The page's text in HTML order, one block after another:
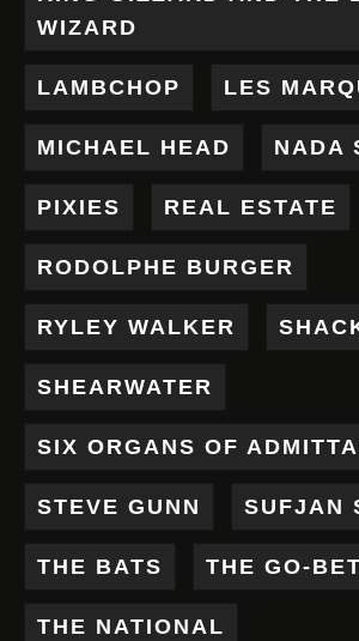
WIZARD
LAMBCHOP LES
MICHAEL HEAD NADA
PIXIES REAL ESTATE
RODOLPHE BURGER
RYLEY WALKER
SHEARWATER
SIX ORGANS OF
STEVE GUNN SUFJAN
THE BATS THE GO-
THE NATIONAL